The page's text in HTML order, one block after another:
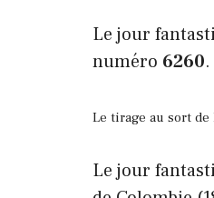
Le jour
numéro 6260.
Le tirage au sort
Le jour